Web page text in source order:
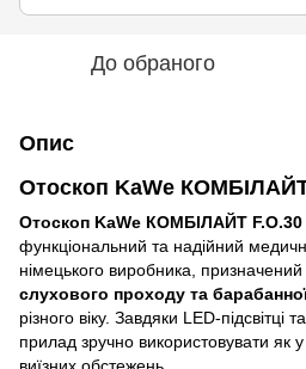
До обраного
Опис
Отоскоп KaWe
Отоскоп KaWe КОМБІЛАЙТ F.O.30
функціональний та надійний
німецького виробника,
слухового проходу та
різного віку. Завдяки LED-
прилад зручно використовувати як у